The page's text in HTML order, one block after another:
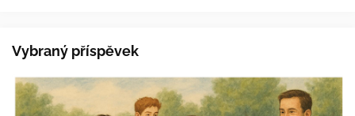
Vybraný příspěvek